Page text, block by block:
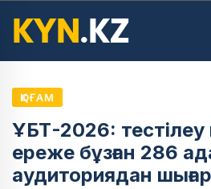
ҚОҒАМ
ҰБТ-2026: тестілеу
ереже бұзған 286
аудиториядан